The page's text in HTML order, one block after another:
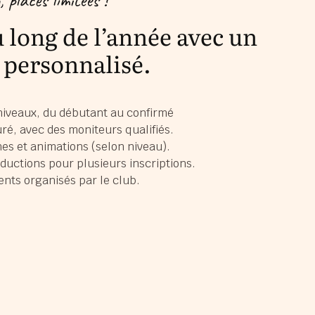
de l’année avec un
du débutant au confirmé
avec des moniteurs qualifiés.
et animations (selon niveau).
pour plusieurs inscriptions.
organisés par le club.